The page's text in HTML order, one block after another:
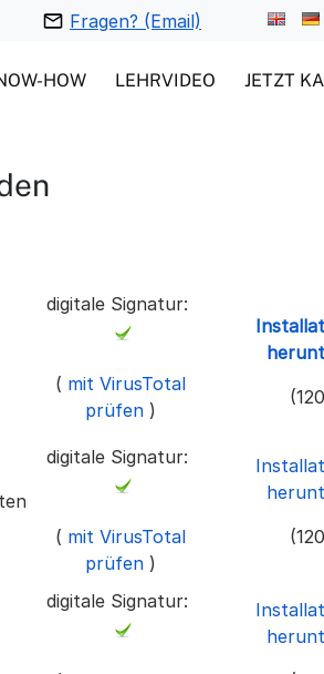
Fragen? (Email)
HOW LEHRVIDEO JETZT
digitale Signatur:
( mit VirusTotal
prüfen)
digitale Signatur:
( mit VirusTotal
prüfen)
digitale Signatur: